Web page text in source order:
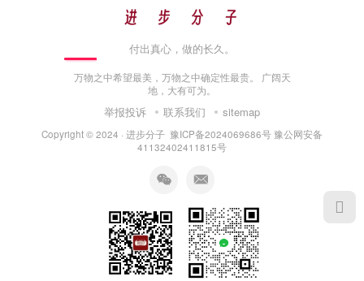
付出真心，做的长久。
万物之中希望最美，万物之中确定性最贵。 广阔天
地，大有可为。
举报投诉 联系我们 sitemap
Copyright © 2024 · 进步分子 豫ICP备2024069686号 豫公网安备
41132402411815号